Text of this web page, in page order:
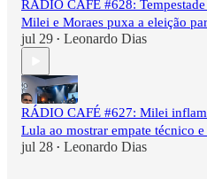
RÁDIO CAFÉ #628:
Milei e Moraes puxa a eleição
jul 29 • Leonardo Dias
RÁDIO CAFÉ #627: Milei
Lula ao mostrar empate técnico
jul 28 • Leonardo Dias